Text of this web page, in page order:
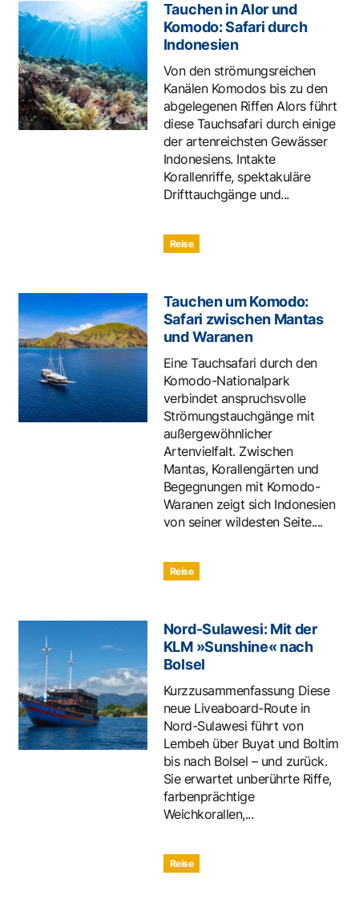
Tauchen in Alor und
Komodo: Safari durch
Indonesien
Von den strömungsreichen
Kanälen Komodos bis zu den
abgelegenen Riffen Alors führt
diese Tauchsafari durch einige
der artenreichsten Gewässer
Indonesiens. Intakte
Korallenriffe, spektakuläre
Drifttauchgänge und...
Reise
Tauchen um Komodo:
Safari zwischen Mantas
und Waranen
Eine Tauchsafari durch den
Komodo-Nationalpark
verbindet anspruchsvolle
Strömungstauchgänge mit
außergewöhnlicher
Artenvielfalt. Zwischen
Mantas, Korallengärten und
Begegnungen mit Komodo-
Waranen zeigt sich Indonesien
von seiner wildesten Seite....
Reise
Nord-Sulawesi: Mit der
KLM »Sunshine« nach
Bolsel
Kurzzusammenfassung Diese
neue Liveaboard-Route in
Nord-Sulawesi führt von
Lembeh über Buyat und Boltim
bis nach Bolsel – und zurück.
Sie erwartet unberührte Riffe,
farbenprächtige
Weichkorallen,...
Reise